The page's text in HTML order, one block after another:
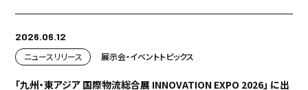
2026.06.12
ニュースリリース
展示会・イベントトピックス
「九州・東アジア 国際物流総合展 INNOVATION EXPO 2026」 に出